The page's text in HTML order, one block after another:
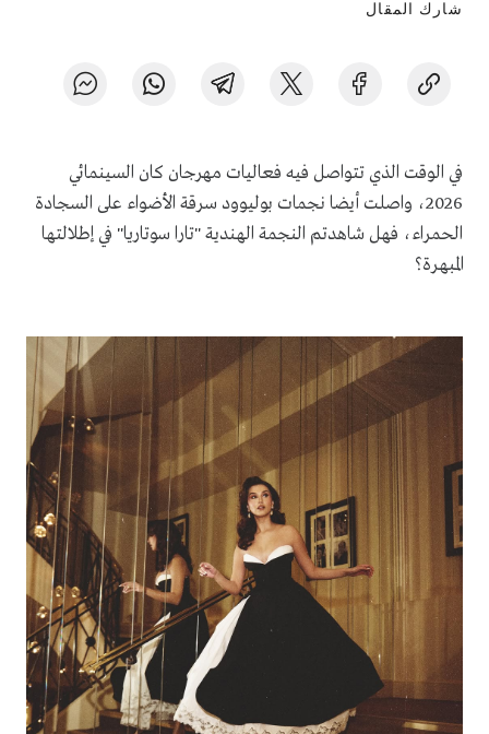
شارك المقال
في الوقت الذي تتواصل فيه فعاليات مهرجان كان السينمائي
2026، واصلت أيضا نجمات بوليوود سرقة الأضواء على السجادة
الحمراء، فهل شاهدتم النجمة الهندية "تارا سوتاريا" في إطلالتها
المبهرة؟